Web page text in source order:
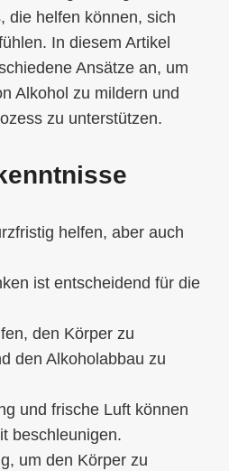
die helfen können, sich
In diesem Artikel
Ansätze an, um
Alkohol zu mildern und
zu unterstützen.
helfen, aber auch
ist entscheidend für die
den Körper zu
den Alkoholabbau zu
und frische Luft können
beschleunigen.
um den Körper zu